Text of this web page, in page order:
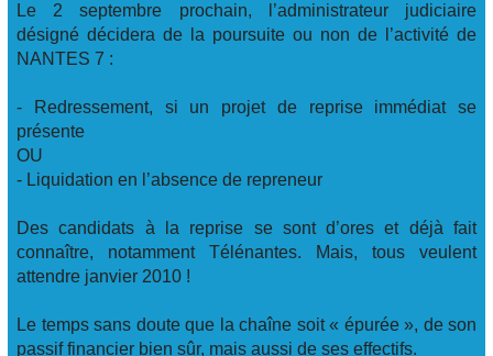
Le 2 septembre prochain, l’administrateur judiciaire
désigné décidera de la poursuite ou non de l’activité de
NANTES 7 :
- Redressement, si un projet de reprise immédiat se
présente
OU
- Liquidation en l’absence de repreneur
Des candidats à la reprise se sont d’ores et déjà fait
connaître, notamment Télénantes. Mais, tous veulent
attendre janvier 2010 !
Le temps sans doute que la chaîne soit « épurée », de son
passif financier bien sûr, mais aussi de ses effectifs.